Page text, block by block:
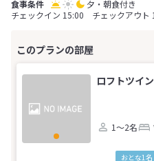
夕・朝食付き
チェックイン 15:00 チェックアウト
ロフトツイ
1～2名
おとな1名